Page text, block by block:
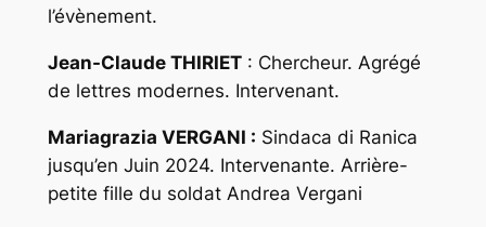
l’évènement.
Jean-Claude THIRIET: Chercheur. Agrégé
de lettres modernes. Intervenant.
Mariagrazia VERGANI : Sindaca di Ranica
jusqu’en Juin 2024. Intervenante. Arrière-
petite fille du soldat Andrea Vergani